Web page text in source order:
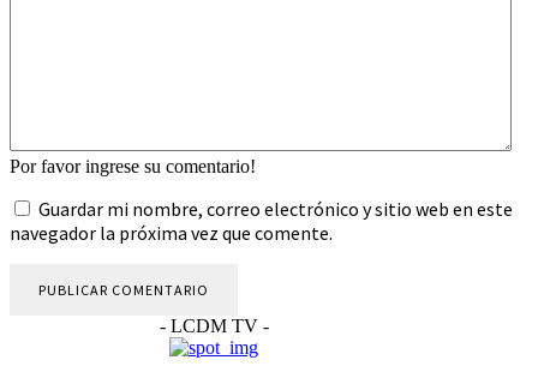
Por favor ingrese su comentario!
Guardar mi nombre, correo electrónico y sitio web en este
navegador la próxima vez que comente.
- LCDM TV -